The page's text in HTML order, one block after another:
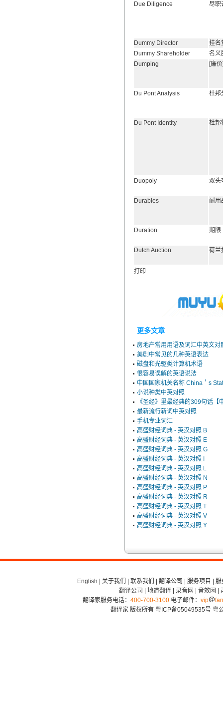
Due Diligence
尽职
Dummy Director
挂名
Dummy Shareholder
名义
Dumping
[廉
Du Pont Analysis 杜邦
Du Pont Identity 杜邦
Duopoly 双头
Durables 耐用
Duration 期限
Dutch Auction 荷兰
打印
更多文章
房地产常用用语及词汇中英文对
美剧中常见的几种英语表达
磁盘和光驱类计算机术语
很容易误解的英语说法
中国国家机关名称 China＇s
小说种类中英对照
《圣经》里最经典的309句话【
最新流行新词中英对照
手机专业词汇
高盛财经词典 - 英汉对照 B
高盛财经词典 - 英汉对照 E
高盛财经词典 - 英汉对照 G
高盛财经词典 - 英汉对照 I
高盛财经词典 - 英汉对照 L
高盛财经词典 - 英汉对照 N
高盛财经词典 - 英汉对照 P
高盛财经词典 - 英汉对照 R
高盛财经词典 - 英汉对照 T
高盛财经词典 - 英汉对照 V
高盛财经词典 - 英汉对照 Y
English 关于我们 联系我们 翻译公司 服务项目
服
翻译公司
地道翻译| 录音网 音效网
翻译家服务电话： 400-700-3100电子邮件： vip
翻译家 版权所有 粤ICP备05049535号 粤